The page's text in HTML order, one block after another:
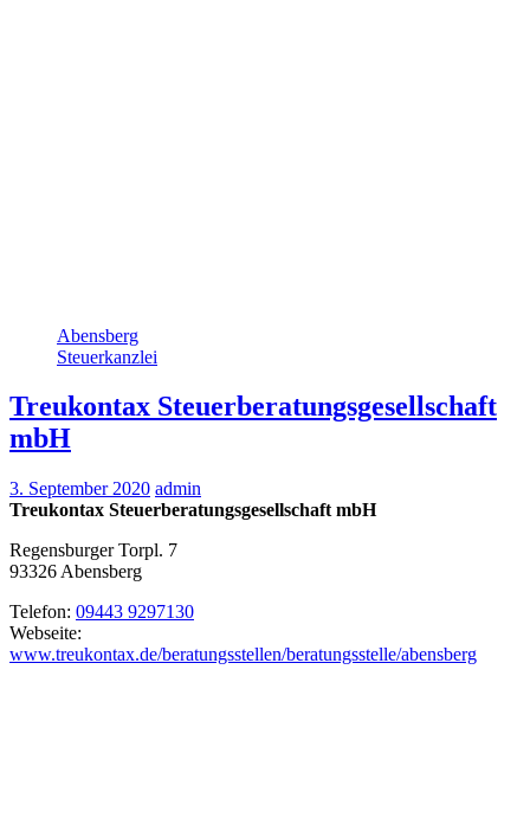
Abensberg
Steuerkanzlei
Treukontax Steuerberatungsgesellschaft
mbH
3. September 2020 admin
Treukontax Steuerberatungsgesellschaft mbH
Regensburger Torpl. 7
93326 Abensberg
Telefon: 09443 9297130
Webseite:
www.treukontax.de/beratungsstellen/beratungsstelle/abensberg